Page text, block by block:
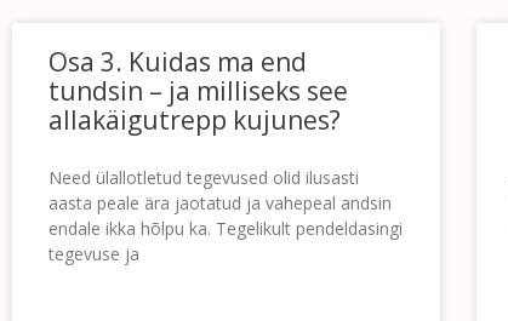
Osa 3. Kuidas ma end
tundsin – ja milliseks see
allakäigutrepp kujunes?
Need ülallotletud tegevused olid ilusasti
aasta peale ära jaotatud ja vahepeal andsin
endale ikka hõlpu ka. Tegelikult pendeldasingi
tegevuse ja